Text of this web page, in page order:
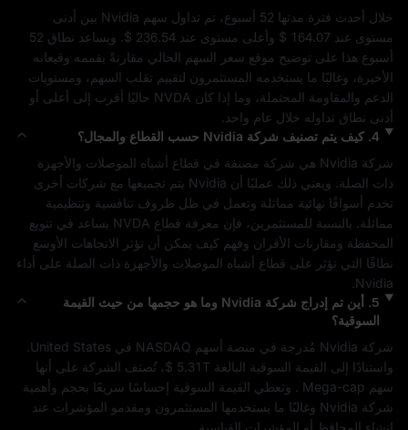
خلال أحدث فترة مدتها 52 أسبوع، تم تداول سهم
Nvidia
مستوى عند $ 164.07 وأعلى مستوى عند $ 236.54
الدعم والمقاومة المحتملة، وما إذا كان NVDA
أدنى نطاق تداوله خلال عام واحد.
4
. كيف يتم تصنيف شركة Nvidia حسب القطاع والمجال؟
شركة Nvidia هي شركة مصنفة في قطاع
ذات الصلة . ويعني ذلك عمليًا أن Nvidia
مماثلة. بالنسبة للمستثمرين، فإن معرفة قطاع NVDA
نطاقًا التي تؤثر على قطاع
أشباه الموصلات والأجهزة ذات الصلة على أداء
Nvidia
5
. أين تم إدراج شركة Nvidia وما هو حجمها من حيث القيمة
السوقية؟
شركة Nvidia مُدرجة في منصة أسهم NASDAQ في United States
واستنادًا إلى القيمة السوقية البالغة $ 5.31T
سهم Mega-cap
شركة Nvidia